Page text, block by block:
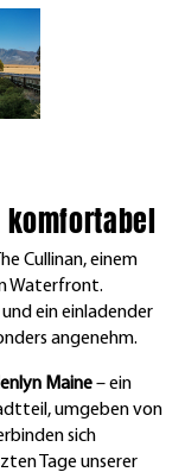
komfortabel
Cullinan, einem
Waterfront.
ein einladender
angenehm.
Maine– ein
umgeben von
sich
Tage unserer